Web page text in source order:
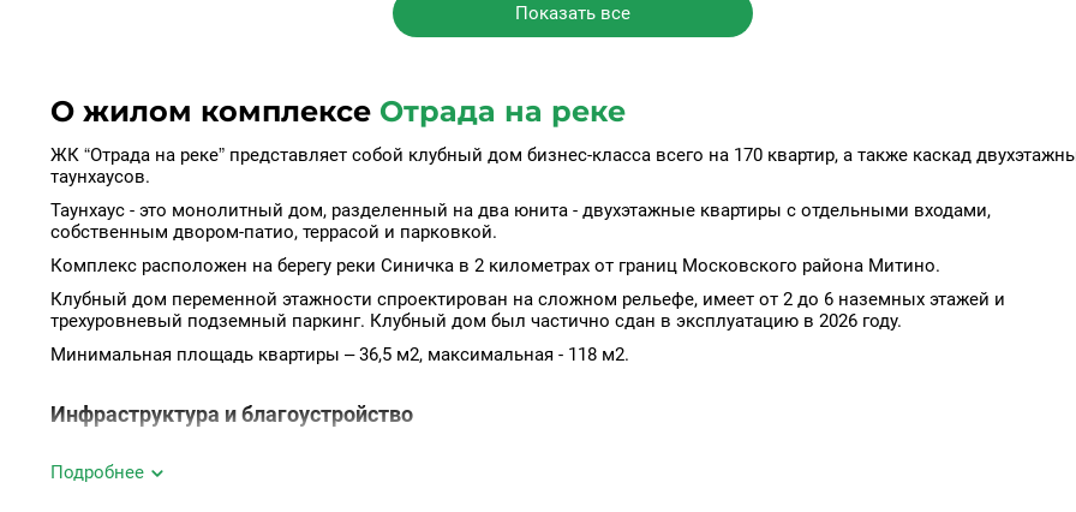
Показать все
О жилом комплексе Отрада на реке
ЖК “Отрада на реке” представляет собой клубный дом бизнес-класса всего на 170 квартир, а также каскад
таунхаусов.
Таунхаус - это монолитный дом, разделенный на два юнита - двухэтажные квартиры с отдельными входами,
собственным двором-патио, террасой и парковкой.
Комплекс расположен на берегу реки Синичка в 2 километрах от границ Московского района Митино.
Клубный дом переменной этажности спроектирован на сложном рельефе, имеет от 2 до 6 наземных этажей и
трехуровневый подземный паркинг. Клубный дом был частично сдан в эксплуатацию в 2026 году.
Минимальная площадь квартиры – 36,5 м2, максимальная - 118 м2.
Инфраструктура и благоустройство
Квартал расположен в 2 км от района Митино. До МКАД дорога займет 15 минут езды на машине (без учета
Подробнее